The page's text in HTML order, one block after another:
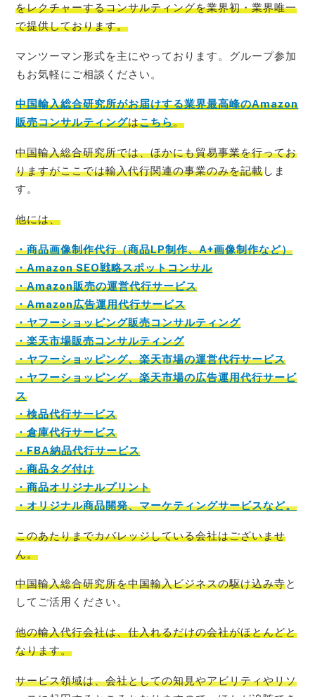
をレクチャーするコンサルティングを業界初・業界唯一
で提供しております。
マンツーマン形式を主にやっております。グループ参加
もお気軽にご相談ください。
中国輸入総合研究所がお届けする業界最高峰のAmazon
販売コンサルティングはこちら。
中国輸入総合研究所では、ほかにも貿易事業を行ってお
りますがここでは輸入代行関連の事業のみを記載しま
す。
他には、
・商品画像制作代行（商品LP制作、A+画像制作など）
・Amazon SEO戦略スポットコンサル
・Amazon販売の運営代行サービス
・Amazon広告運用代行サービス
・ヤフーショッピング販売コンサルティング
・楽天市場販売コンサルティング
・ヤフーショッピング、楽天市場の運営代行サービス
・ヤフーショッピング、楽天市場の広告運用代行サービ
ス
・検品代行サービス
・倉庫代行サービス
・FBA納品代行サービス
・商品タグ付け
・商品オリジナルプリント
・オリジナル商品開発、マーケティングサービスなど。
このあたりまでカバレッジしている会社はございませ
ん。
中国輸入総合研究所を中国輸入ビジネスの駆け込み寺と
してご活用ください。
他の輸入代行会社は、仕入れるだけの会社がほとんどと
なります。
サービス領域は、会社としての知見やアビリティやリソ